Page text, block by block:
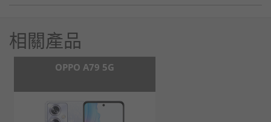
相關產品
OPPO A79 5G